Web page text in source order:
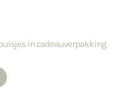
in cadeauverpakking